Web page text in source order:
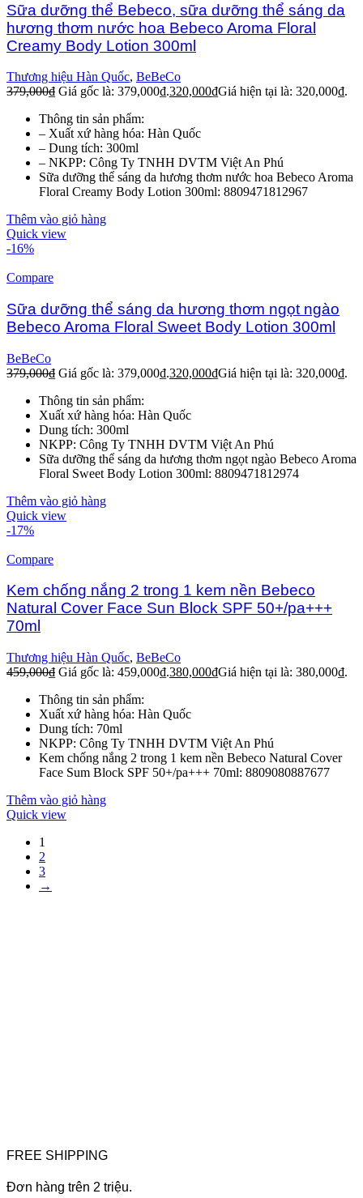
Sữa dưỡng thể Bebeco, sữa dưỡng thể sáng da
hương thơm nước hoa Bebeco Aroma Floral
Creamy Body Lotion 300ml
Thương hiệu Hàn Quốc, BeBeCo
379,000₫ Giá gốc là: 379,000₫.320,000₫Giá hiện tại là: 320,000₫.
Thông tin sản phẩm:
– Xuất xứ hàng hóa: Hàn Quốc
– Dung tích: 300ml
– NKPP: Công Ty TNHH DVTM Việt An Phú
Sữa dưỡng thể sáng da hương thơm nước hoa Bebeco Aroma
Floral Creamy Body Lotion 300ml: 8809471812967
Thêm vào giỏ hàng
Quick view
-16%
Compare
Sữa dưỡng thể sáng da hương thơm ngọt ngào
Bebeco Aroma Floral Sweet Body Lotion 300ml
BeBeCo
379,000₫ Giá gốc là: 379,000₫.320,000₫Giá hiện tại là: 320,000₫.
Thông tin sản phẩm:
Xuất xứ hàng hóa: Hàn Quốc
Dung tích: 300ml
NKPP: Công Ty TNHH DVTM Việt An Phú
Sữa dưỡng thể sáng da hương thơm ngọt ngào Bebeco Aroma
Floral Sweet Body Lotion 300ml: 8809471812974
Thêm vào giỏ hàng
Quick view
-17%
Compare
Kem chống nắng 2 trong 1 kem nền Bebeco
Natural Cover Face Sun Block SPF 50+/pa+++
70ml
Thương hiệu Hàn Quốc, BeBeCo
459,000₫ Giá gốc là: 459,000₫.380,000₫Giá hiện tại là: 380,000₫.
Thông tin sản phẩm:
Xuất xứ hàng hóa: Hàn Quốc
Dung tích: 70ml
NKPP: Công Ty TNHH DVTM Việt An Phú
Kem chống nắng 2 trong 1 kem nền Bebeco Natural Cover
Face Sum Block SPF 50+/pa+++ 70ml: 8809080887677
Thêm vào giỏ hàng
Quick view
1
2
3
→
FREE SHIPPING
Đơn hàng trên 2 triệu.